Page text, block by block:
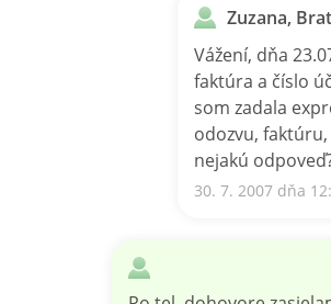
Zuzana,
Vážení, dňa
faktúra a číslo
som zadala
odozvu,
nejakú
30. 7. 2007 dňa